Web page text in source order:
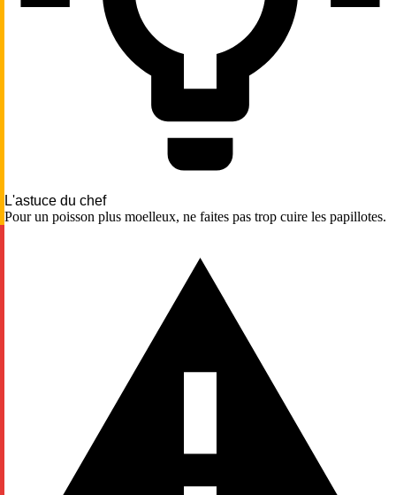
L'astuce du chef
Pour un poisson plus moelleux, ne faites pas trop cuire les papillotes.